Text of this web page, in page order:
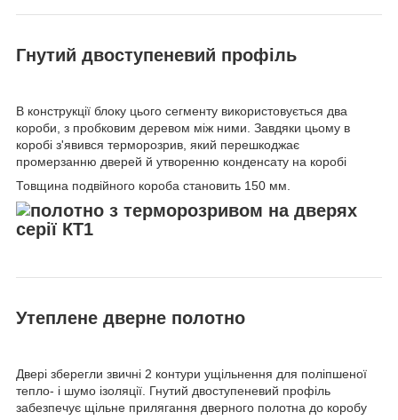
Гнутий двоступеневий профіль
В конструкції блоку цього сегменту використовується два
короби, з пробковим деревом між ними. Завдяки цьому в
коробі з'явився терморозрив, який перешкоджає
промерзанню дверей й утворенню конденсату на коробі
Товщина подвійного короба становить 150 мм.
Утеплене дверне полотно
Двері зберегли звичні 2 контури ущільнення для поліпшеної
тепло- і шумо ізоляції. Гнутий двоступеневий профіль
забезпечує щільне прилягання дверного полотна до коробу